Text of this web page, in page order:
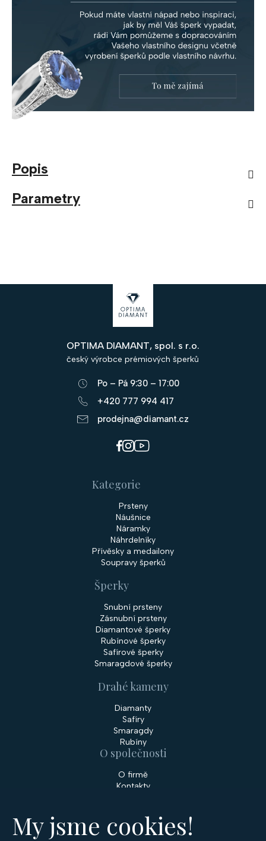
My jsme cookies!
Popis
Parametry
OPTIMA DIAMANT, spol. s r.o.
český výrobce prémiových šperků
Po – Pá 9:30 – 17:00
+420 777 994 417
prodejna@diamant.cz
Kategorie
Prsteny
Náušnice
Náramky
Náhrdelníky
Přívěsky a medailony
Soupravy šperků
Šperky
Snubní prsteny
Zásnubní prsteny
Diamantové šperky
Rubínové šperky
Safírové šperky
Smaragdové šperky
Drahé kameny
Diamanty
Safíry
Smaragdy
Rubíny
O společnosti
O firmě
Kontakty
Služby